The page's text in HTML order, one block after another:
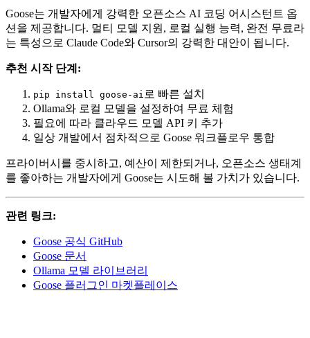
Goose는 개발자에게 강력한 오픈소스 AI 코딩 어시스턴트 옵
션을 제공합니다. 멀티 모델 지원, 로컬 실행 능력, 완전 무료라
는 특성으로 Claude Code와 Cursor의 강력한 대안이 됩니다.
추천 시작 단계:
pip install goose-ai 로 빠른 설치
Ollama와 로컬 모델을 설정하여 무료 체험
필요에 따라 클라우드 모델 API 키 추가
일상 개발에서 점차적으로 Goose 워크플로우 통합
프라이버시를 중시하고, 예산이 제한되거나, 오픈소스 생태계
를 좋아하는 개발자에게 Goose는 시도해 볼 가치가 있습니다.
관련 링크:
Goose 공식 GitHub
Goose 문서
Ollama 모델 라이브러리
Goose 플러그인 마켓플레이스